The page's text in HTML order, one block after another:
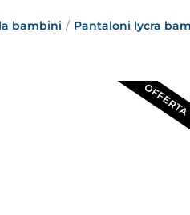
bambini / Pantaloni lycra
OFFERTA